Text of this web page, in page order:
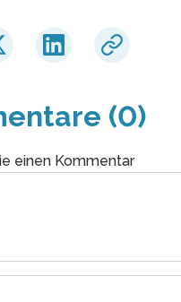
(0)
einen Kommentar